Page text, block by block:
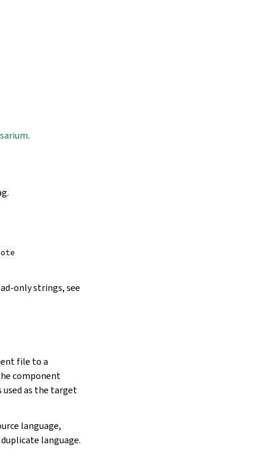
.
only strings, see
file to a
component
used as the target
language,
language.